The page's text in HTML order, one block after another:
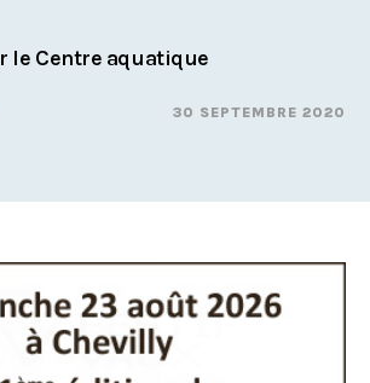
le Centre aquatique
30 SEPTEMBRE 2020